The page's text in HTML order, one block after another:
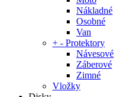
Nákladné
Osobné
Van
+ - Protektory
Návesové
Záberové
Zimné
Vložky